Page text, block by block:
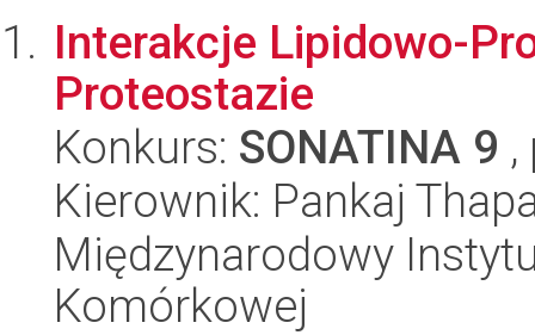
Interakcje Lipidowo-
Proteostazie
Konkurs: SONATINA 9
Kierownik: Pankaj
Międzynarodowy
Komórkowej